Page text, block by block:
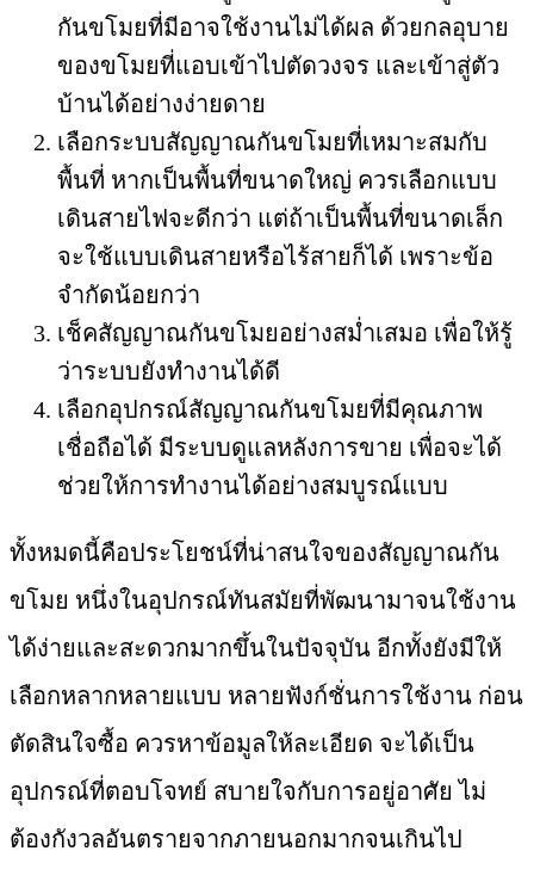
กันขโมยที่มีอาจใช้งานไม่ได้ผล ด้วยกลอุบาย
ของขโมยที่แอบเข้าไปตัดวงจร และเข้าสู่ตัว
บ้านได้อย่างง่ายดาย
เลือกระบบสัญญาณกันขโมยที่เหมาะสมกับ
พื้นที่ หากเป็นพื้นที่ขนาดใหญ่ ควรเลือกแบบ
เดินสายไฟจะดีกว่า แต่ถ้าเป็นพื้นที่ขนาดเล็ก
จะใช้แบบเดินสายหรือไร้สายก็ได้ เพราะข้อ
จำกัดน้อยกว่า
เช็คสัญญาณกันขโมยอย่างสม่ำเสมอ เพื่อให้รู้
ว่าระบบยังทำงานได้ดี
เลือกอุปกรณ์สัญญาณกันขโมยที่มีคุณภาพ
เชื่อถือได้ มีระบบดูแลหลังการขาย เพื่อจะได้
ช่วยให้การทำงานได้อย่างสมบูรณ์แบบ
ทั้งหมดนี้คือประโยชน์ที่น่าสนใจของสัญญาณกัน
ขโมย หนึ่งในอุปกรณ์ทันสมัยที่พัฒนามาจนใช้งาน
ได้ง่ายและสะดวกมากขึ้นในปัจจุบัน อีกทั้งยังมีให้
เลือกหลากหลายแบบ หลายฟังก์ชั่นการใช้งาน ก่อน
ตัดสินใจซื้อ ควรหาข้อมูลให้ละเอียด จะได้เป็น
อุปกรณ์ที่ตอบโจทย์ สบายใจกับการอยู่อาศัย ไม่
ต้องกังวลอันตรายจากภายนอกมากจนเกินไป